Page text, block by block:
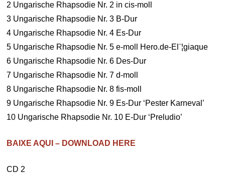
2 Ungarische Rhapsodie Nr. 2 in cis-moll
3 Ungarische Rhapsodie Nr. 3 B-Dur
4 Ungarische Rhapsodie Nr. 4 Es-Dur
5 Ungarische Rhapsodie Nr. 5 e-moll Hero.de-El¨¦giaque
6 Ungarische Rhapsodie Nr. 6 Des-Dur
7 Ungarische Rhapsodie Nr. 7 d-moll
8 Ungarische Rhapsodie Nr. 8 fis-moll
9 Ungarische Rhapsodie Nr. 9 Es-Dur ‘Pester Karneval’
10 Ungarische Rhapsodie Nr. 10 E-Dur ‘Preludio’
BAIXE AQUI – DOWNLOAD HERE
CD 2